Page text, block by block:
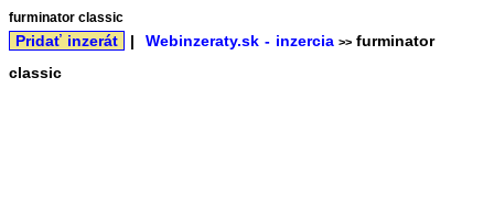
furminator classic
Pridať inzerát | Webinzeraty.sk - inzercia >> furminator
classic